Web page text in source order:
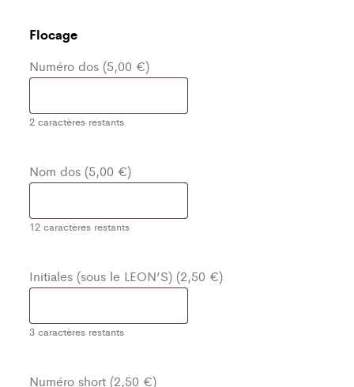
Flocage
Numéro dos (5,00 €)
2 caractères restants
Nom dos (5,00 €)
12 caractères restants
Initiales (sous le LEON’S) (2,50 €)
3 caractères restants
Numéro short (2,50 €)